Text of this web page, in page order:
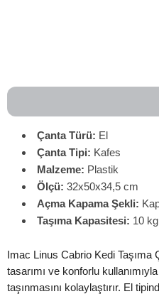
Çanta Türü: El
Çanta Tipi: Kafes
Malzeme: Plastik
Ölçü: 32x50x34,5 cm
Açma Kapama Şekli:
Taşıma Kapasitesi: 10 kg
Imac Linus Cabrio Kedi Taşıma
tasarımı ve konforlu
taşınmasını kolaylaştırır. El